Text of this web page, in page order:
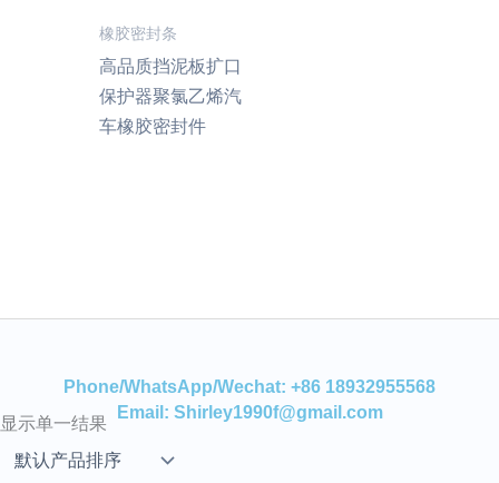
显示单一结果
橡胶密封条
高品质挡泥板扩口
保护器聚氯乙烯汽
车橡胶密封件
Phone/WhatsApp/Wechat: +86 18932955568
Email: Shirley1990f@gmail.com